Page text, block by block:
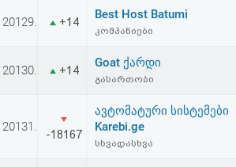
20129. +14
Best Host Batumi
კომპანიები
20130. +14
Goat ქარდი
გასართობი
20131.
-18167
ავტომატური სისტემები
Karebi.ge
სხვადასხვა